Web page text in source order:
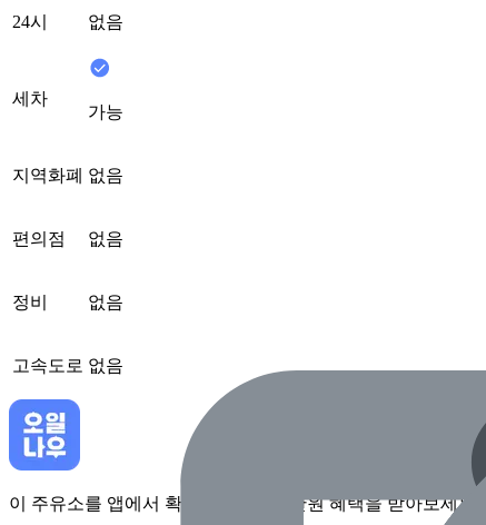
24시 없음
세차
가능
지역화폐 없음
편의점 없음
정비 없음
고속도로 없음
이 주유소를 앱에서 확인하고 최대 1만원 혜택을 받아보세요